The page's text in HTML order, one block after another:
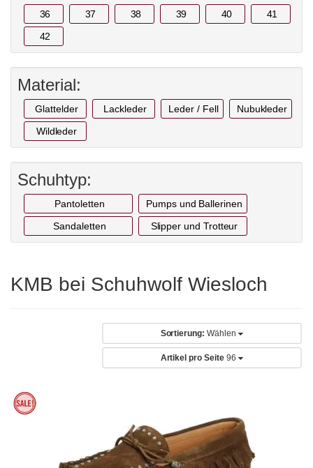
36 37 38 39 40 41
42
Material:
Glattelder Lackleder Leder / Fell Nubukleder
Wildleder
Schuhtyp:
Pantoletten Pumps und Ballerinen
Sandaletten Slipper und Trotteur
KMB bei Schuhwolf Wiesloch
Sortierung: Wählen
Artikel pro Seite 96